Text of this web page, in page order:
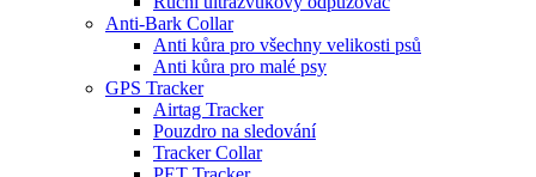
Anti-Bark Collar
Anti kůra pro všechny velikosti psů
Anti kůra pro malé psy
GPS Tracker
Airtag Tracker
Pouzdro na sledování
Tracker Collar